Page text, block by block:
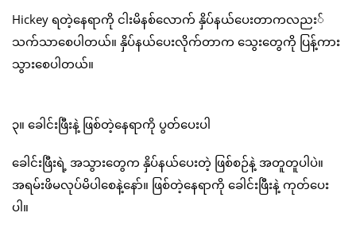
Hickey ရတဲ့နေရာကို ငါးမိနစ်လောက် နှိပ်နယ်ပေးတာကလညး်
သက်သာစေပါတယ်။ နှိပ်နယ်ပေးလိုက်တာက သွေးတွေကို ပြန့်ကား
သွားစေပါတယ်။
၃။ ခေါင်းဖြီးနဲ့ ဖြစ်တဲ့နေရာကို ပွတ်ပေးပါ
ခေါင်းဖြီးရဲ့ အသွားတွေက နှိပ်နယ်ပေးတဲ့ ဖြစ်စဉ်နဲ့ အတူတူပါပဲ။
အရမ်းဖိမလုပ်မိပါစေနဲ့နော်။ ဖြစ်တဲ့နေရာကို ခေါင်းဖြီးနဲ့ ကုတ်ပေး
ပါ။